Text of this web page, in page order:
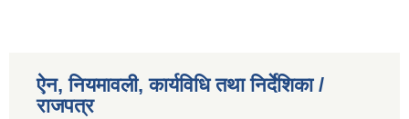
ऐन, नियमावली, कार्यविधि तथा निर्देशिका /
राजपत्र